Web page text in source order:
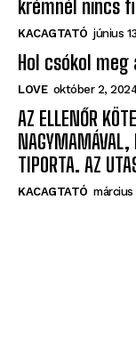
MOST NAGYON
Főzött
krémnél nincs
KACAGTATÓ június
Hol csókol
LOVE október 2,
AZ ELLENŐR